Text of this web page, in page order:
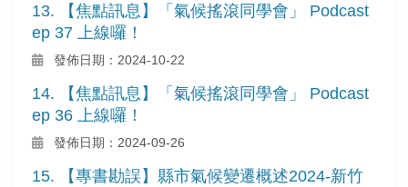
13. 【焦點訊息】「氣候搖滾同學會」 Podcast
ep 37 上線囉！
發佈日期：2024-10-22
14. 【焦點訊息】「氣候搖滾同學會」 Podcast
ep 36 上線囉！
發佈日期：2024-09-26
15. 【專書勘誤】縣市氣候變遷概述2024-新竹